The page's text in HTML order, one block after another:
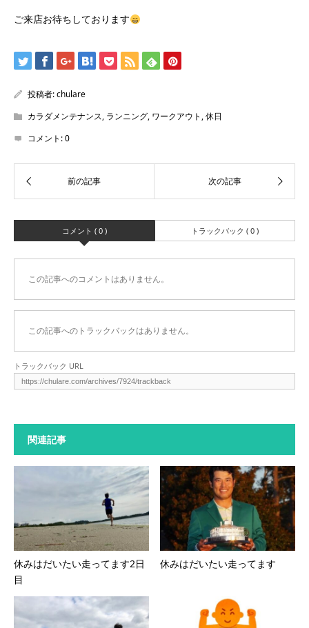
ご来店お待ちしております
投稿者:chulare
カラダメンテナンス, ランニング, ワークアウト ,休日
コメント:0
コメント ( 0 ) トラックバック ( 0 )
この記事へのコメントはありません。
この記事へのトラックバックはありません。
トラックバック URL
関連記事
休みはだいたい走ってます2日
目
休みはだいたい走ってます